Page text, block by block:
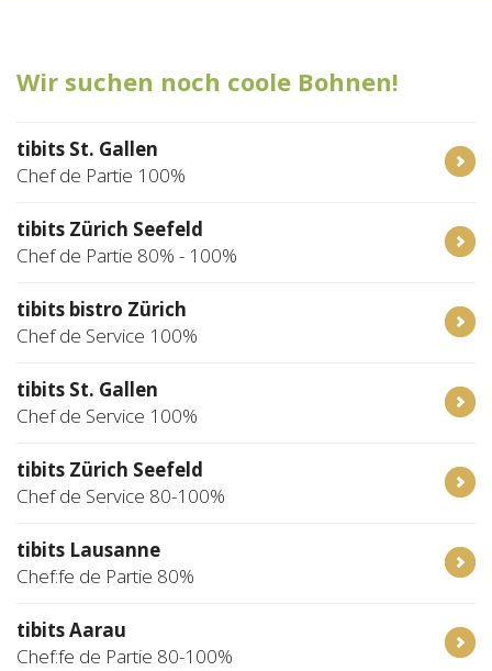
Login
Wir suchen noch coole Bohnen!
tibits St. Gallen
Chef de Partie 100%
tibits Zürich Seefeld
Chef de Partie 80% - 100%
tibits bistro Zürich
Chef de Service 100%
tibits St. Gallen
Chef de Service 100%
tibits Zürich Seefeld
Chef de Service 80-100%
tibits Lausanne
Chef:fe de Partie 80%
tibits Aarau
Chef:fe de Partie 80-100%